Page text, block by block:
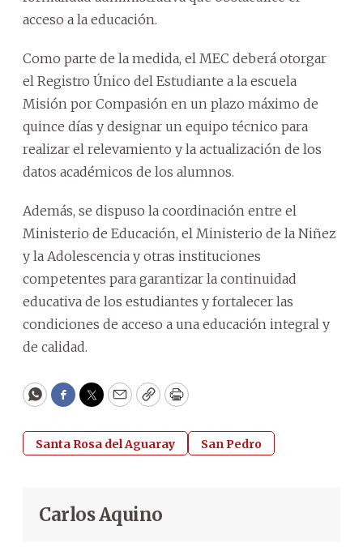
acceso a la educación.
Como parte de la medida, el MEC deberá otorgar
el Registro Único del Estudiante a la escuela
Misión por Compasión en un plazo máximo de
quince días y designar un equipo técnico para
realizar el relevamiento y la actualización de los
datos académicos de los alumnos.
Además, se dispuso la coordinación entre el
Ministerio de Educación, el Ministerio de la Niñez
y la Adolescencia y otras instituciones
competentes para garantizar la continuidad
educativa de los estudiantes y fortalecer las
condiciones de acceso a una educación integral y
de calidad.
WhatsApp
Facebook
Twitter
EmailCopyPrint
Santa Rosa del Aguaray San Pedro
Carlos Aquino